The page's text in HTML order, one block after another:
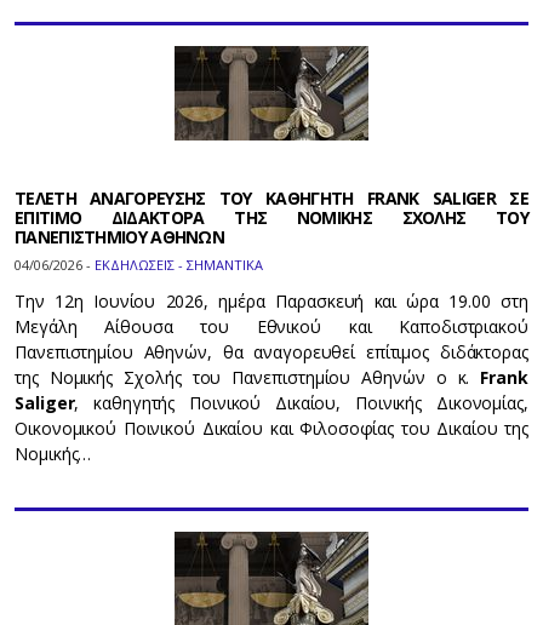
ΤΕΛΕΤΗ ΑΝΑΓΟΡΕΥΣΗΣ ΤΟΥ ΚΑΘΗΓΗΤΗ FRANK SALIGER ΣΕ
ΕΠΙΤΙΜΟ ΔΙΔΑΚΤΟΡΑ ΤΗΣ ΝΟΜΙΚΗΣ ΣΧΟΛΗΣ ΤΟΥ
ΠΑΝΕΠΙΣΤΗΜΙΟΥ ΑΘΗΝΩΝ
04/06/2026 - ΕΚΔΗΛΩΣΕΙΣ - ΣΗΜΑΝΤΙΚΑ
Την 12η Ιουνίου 2026, ημέρα Παρασκευή και ώρα 19.00 στη
Μεγάλη Αίθουσα του Εθνικού και Καποδιστριακού
Πανεπιστημίου Αθηνών, θα αναγορευθεί επίτιμος διδάκτορας
της Νομικής Σχολής του Πανεπιστημίου Αθηνών ο κ. Frank
Saliger, καθηγητής Ποινικού Δικαίου, Ποινικής Δικονομίας,
Οικονομικού Ποινικού Δικαίου και Φιλοσοφίας του Δικαίου της
Νομικής…